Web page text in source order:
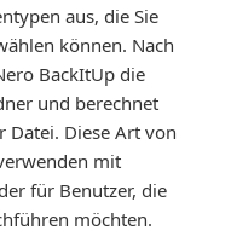
aus, die Sie
können. Nach
BackItUp die
und berechnet
Datei. Diese Art von
mit
für Benutzer, die
möchten.